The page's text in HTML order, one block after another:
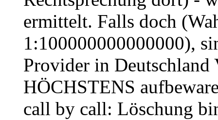
ermittelt. Falls doch
1:100000000000000),
Provider in Deutschland
HÖCHSTENS
call by call: Löschung